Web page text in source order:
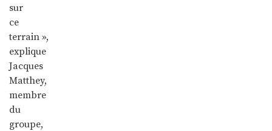
sur
ce
terrain »,
explique
Jacques
Matthey,
membre
du
groupe,